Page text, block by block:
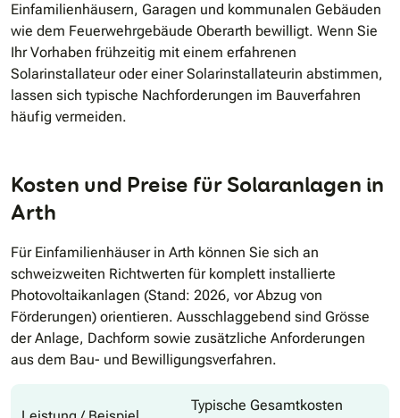
Einfamilienhäusern, Garagen und kommunalen Gebäuden
wie dem Feuerwehrgebäude Oberarth bewilligt. Wenn Sie
Ihr Vorhaben frühzeitig mit einem erfahrenen
Solarinstallateur oder einer Solarinstallateurin abstimmen,
lassen sich typische Nachforderungen im Bauverfahren
häufig vermeiden.
Kosten und Preise für Solaranlagen in
Arth
Für Einfamilienhäuser in Arth können Sie sich an
schweizweiten Richtwerten für komplett installierte
Photovoltaikanlagen (Stand: 2026, vor Abzug von
Förderungen) orientieren. Ausschlaggebend sind Grösse
der Anlage, Dachform sowie zusätzliche Anforderungen
aus dem Bau- und Bewilligungsverfahren.
Typische Gesamtkosten